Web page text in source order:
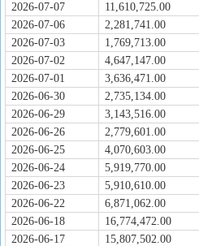
2026-07-07
11,610,725.00
2026-07-06
2,281,741.00
2026-07-03
1,769,713.00
2026-07-02
4,647,147.00
2026-07-01
3,636,471.00
2026-06-30
2,735,134.00
2026-06-29
3,143,516.00
2026-06-26
2,779,601.00
2026-06-25
4,070,603.00
2026-06-24
5,919,770.00
2026-06-23
5,910,610.00
2026-06-22
6,871,062.00
2026-06-18
16,774,472.00
2026-06-17
15,807,502.00